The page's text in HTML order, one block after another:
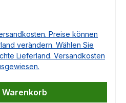
dies von jedermann
Er ersetzt das
und passt für
Modelle zur
Dieses
für uns gefertigt und ist
für
Preise können
verändern. Wählen Sie
Lieferland. Versandkosten
Warenkorb